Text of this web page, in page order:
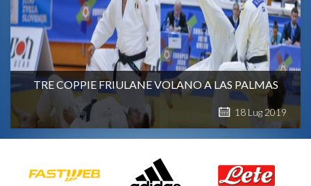
TRE COPPIE FRIULANE VOLANO A LAS PALMAS
18 Lug 2019